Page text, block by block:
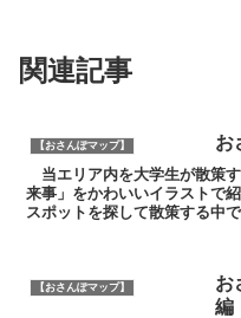
関連記事
【おさんぽマップ】 お
当エリア内を大学生が散策
来事」をかわいいイラストで
スポットを探して散策する中
【おさんぽマップ】
お
編